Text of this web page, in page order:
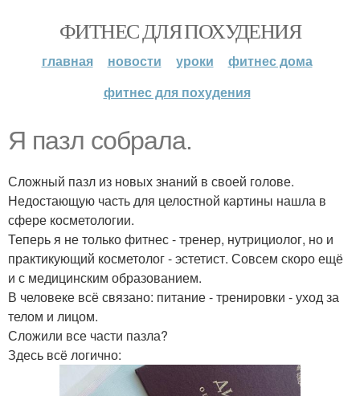
ФИТНЕС ДЛЯ ПОХУДЕНИЯ
главная новости уроки
фитнес дома
фитнес для похудения
Я пазл собрала.
Сложный пазл из новых знаний в своей голове.
Недостающую часть для целостной картины нашла в
сфере косметологии.
Теперь я не только фитнес - тренер, нутрициолог, но и
практикующий косметолог - эстетист. Совсем скоро ещё
и с медицинским образованием.
В человеке всё связано: питание - тренировки - уход за
телом и лицом.
Сложили все части пазла?
Здесь всё логично: